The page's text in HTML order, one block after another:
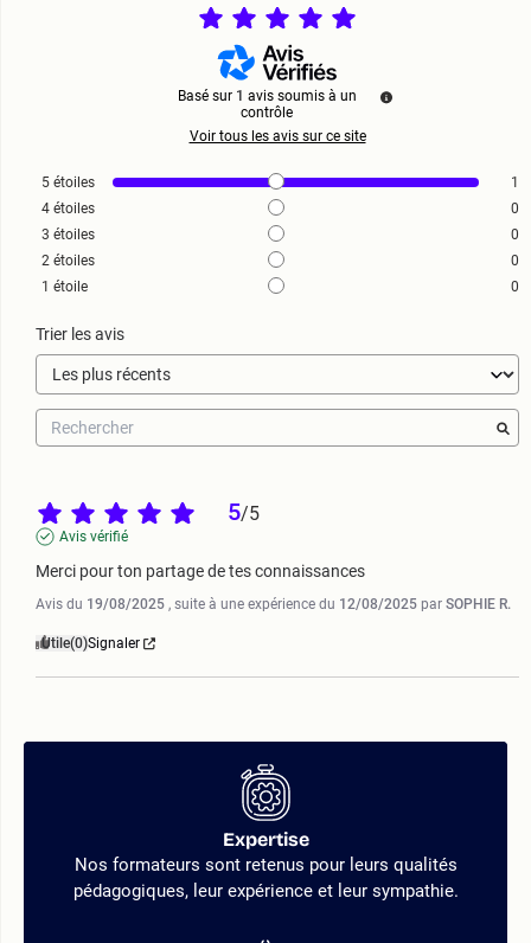
Basé sur 1 avis soumis à un
contrôle
Voir tous les avis sur ce site
5 étoiles
1
4 étoiles
0
3 étoiles
0
2 étoiles
0
1 étoile 0
Trier les avis
5/5
Avis vérifié
Merci pour ton partage de tes connaissances
Avis du 19/08/2025 , suite à une expérience du 12/08/2025 par SOPHIE R.
Utile(0)Signaler
Expertise
Nos formateurs sont retenus pour leurs qualités
pédagogiques, leur expérience et leur sympathie.